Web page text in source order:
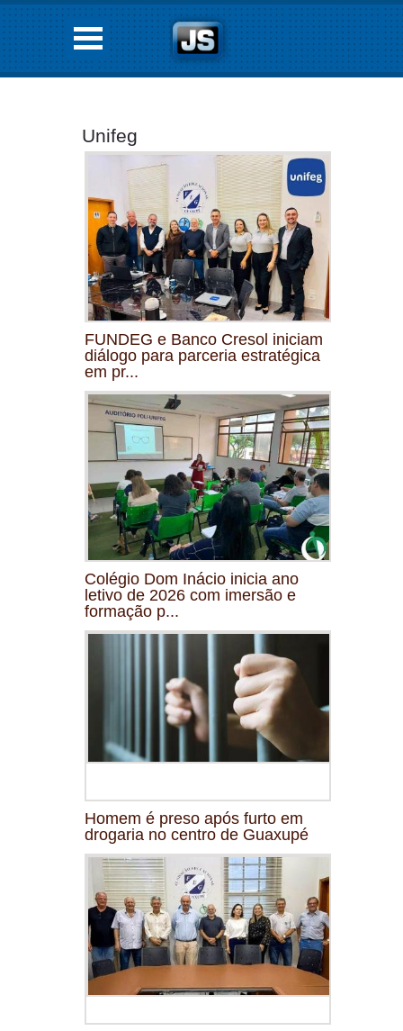
Unifeg
FUNDEG e Banco Cresol iniciam
diálogo para parceria estratégica
em pr...
Colégio Dom Inácio inicia ano
letivo de 2026 com imersão e
formação p...
Homem é preso após furto em
drogaria no centro de Guaxupé